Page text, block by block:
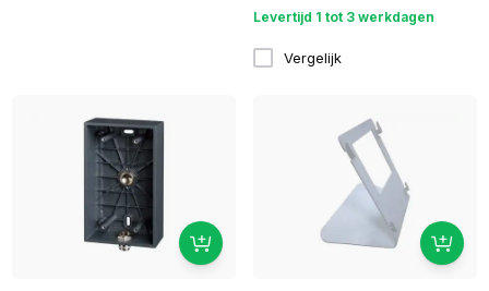
Levertijd 1 tot 3 werkdagen
Vergelijk